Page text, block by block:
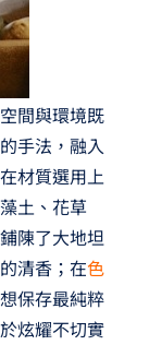
間與環境既
手法，融入
材質選用上
土、花草
陳了大地坦
清香；在色
保存最純粹
炫耀不切實